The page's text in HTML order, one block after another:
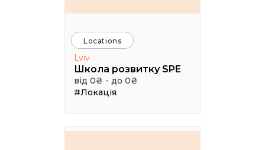
Locations
Lviv
Школа розвитку SPE
від 0₴ - до 0₴
#Локація